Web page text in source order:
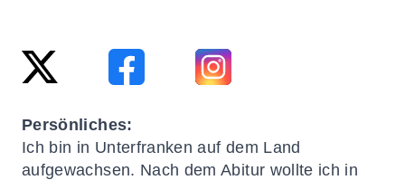
Persönliches:
Ich bin in Unterfranken auf dem Land
aufgewachsen. Nach dem Abitur wollte ich in